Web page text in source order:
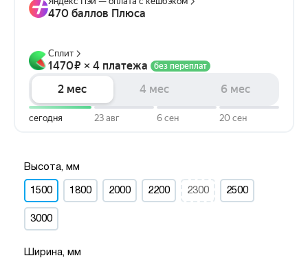
Высота, мм
1500 1800 2000 2200 2300 2500
3000
Ширина, мм